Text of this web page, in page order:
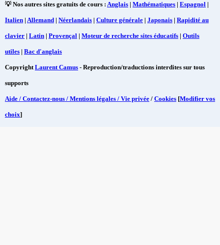
💡 Nos autres sites gratuits de cours : Anglais | Mathématiques | Espagnol |
Italien | Allemand | Néerlandais | Culture générale | Japonais | Rapidité au
clavier | Latin | Provençal | Moteur de recherche sites éducatifs | Outils
utiles | Bac d'anglais
CopyrightLaurent Camus - Reproduction/traductions interdites sur tous
supports
Aide / Contactez-nous / Mentions légales / Vie privée / Cookies [Modifier vos
choix]